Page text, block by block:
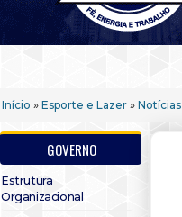
Início » Esporte e Lazer » Notícias
GOVERNO
Estrutura
Organizacional